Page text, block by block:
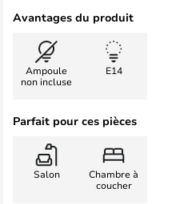
Avantages du produit
Ampoule
non incluse
E14
Parfait pour ces pièces
Salon
Chambre à
coucher